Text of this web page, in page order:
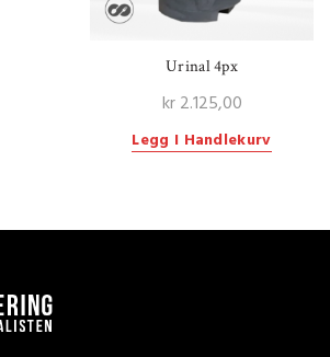
Urinal 4px
kr2.125,00
Legg I Handlekurv